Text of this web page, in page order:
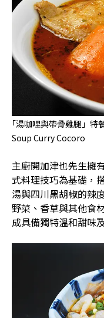
｢湯咖哩與帶骨雞腿」
Soup Curry Cocoro
主廚開加津也先生擁
式料理技巧為基礎，
湯與四川黑胡椒的辣
野菜、香草與其他食
成具備獨特溫和甜味